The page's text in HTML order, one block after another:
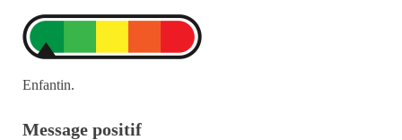
Enfantin.
Message positif